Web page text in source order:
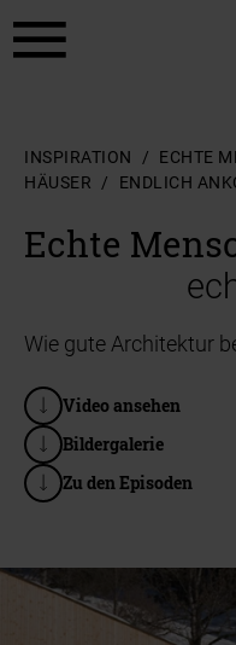
INSPIRATION
ECHTE
HÄUSER
ENDLICH
Echte
Wie gute Architektur
Video ansehen
Bildergalerie
Zu den Episoden